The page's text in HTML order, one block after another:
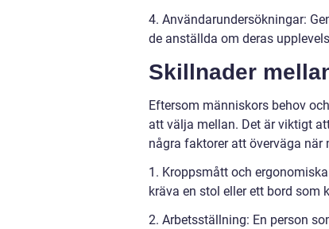
4. Användarundersökningar:
de anställda om deras
Skillnader
Eftersom människors behov
att välja mellan. Det är viktigt
några faktorer att överväga
1. Kroppsmått och
kräva en stol eller ett bord som
2. Arbetsställning: En person